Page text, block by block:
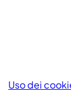
Uso dei